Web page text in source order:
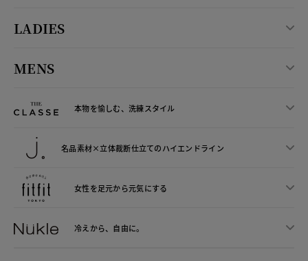
LADIES
MENS
本物を愉しむ、洗練スタイル
名品素材×立体裁断仕立てのハイエンドライン
女性を足元から元気にする
冷えから、 自由に。